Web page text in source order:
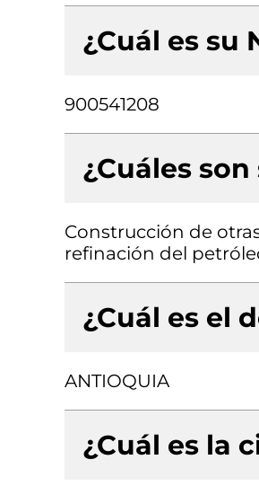
¿Cuál es su
900541208
¿Cuáles
Construcción de
refinación del
¿Cuál es el
ANTIOQUIA
¿Cuál es la